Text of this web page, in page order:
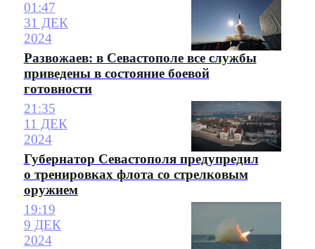
01:47
31 ДЕК
2024
Развожаев: в Севастополе все службы
приведены в состояние боевой
готовности
21:35
11 ДЕК
2024
Губернатор Севастополя предупредил
о тренировках флота со стрелковым
оружием
19:19
9 ДЕК
2024